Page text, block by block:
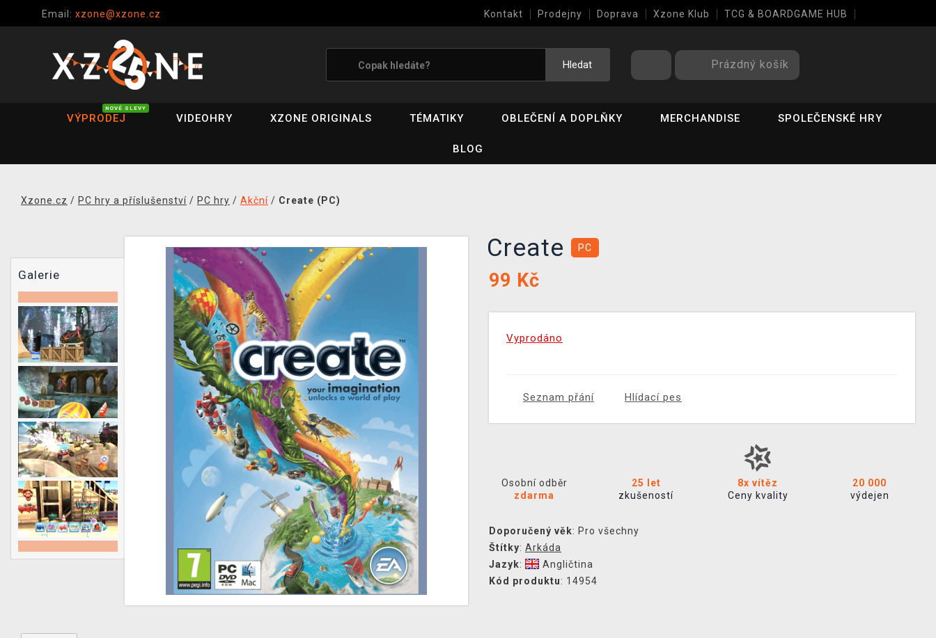
Email: xzone@xzone.cz Kontakt Prodejny Doprava Xzone Klub TCG & BOARDGAME HUB
Hledat Prázdný košík
VÝPRODEJ
NOVÉ SLEVY
VIDEOHRY XZONE ORIGINALS TÉMATIKY OBLEČENÍ A DOPLŇKY MERCHANDISE SPOLEČENSKÉ HRY
BLOG
Xzone.cz / PC hry a příslušenství / PC hry / Akční / Create (PC)
Galerie
Create PC
99 Kč
Vyprodáno
Seznam přání Hlídací pes
Osobní odběr
zdarma
25 let
zkušeností
8x vítěz
Ceny kvality
20 000
výdejen
Doporučený věk: Pro všechny
Štítky: Arkáda
Jazyk:
Angličtina
Kód produktu: 14954